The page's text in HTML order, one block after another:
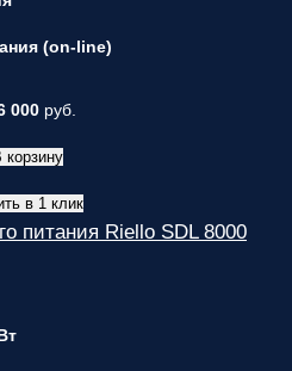
(on-line)
000 руб.
корзину
в 1 клик
питания Riello SDL 8000